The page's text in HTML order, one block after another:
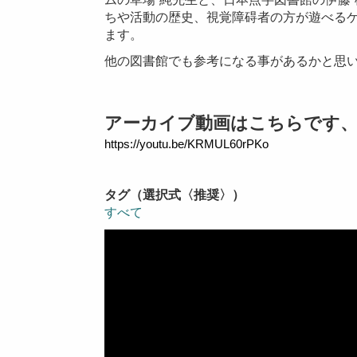
ちや活動の歴史、視覚障碍者の方が遊べる
ます。
他の図書館でも参考になる事があるかと思
アーカイブ動画はこちらです
https://youtu.be/KRMUL60rPKo
タグ（選択式〈推奨〉）
すべて